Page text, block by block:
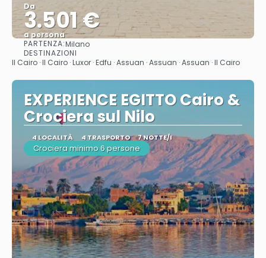
Da
3.501 €
a persona
PARTENZA:Milano
DESTINAZIONI
Il Cairo · Il Cairo · Luxor · Edfu · Assuan · Assuan · Assuan · Il Cairo
EXPERIENCE EGITTO Cairo &
Crociera sul Nilo
4 LOCALITÀ 4 TRASPORTO 7 NOTTE/I
Crociera minimo 6 persone